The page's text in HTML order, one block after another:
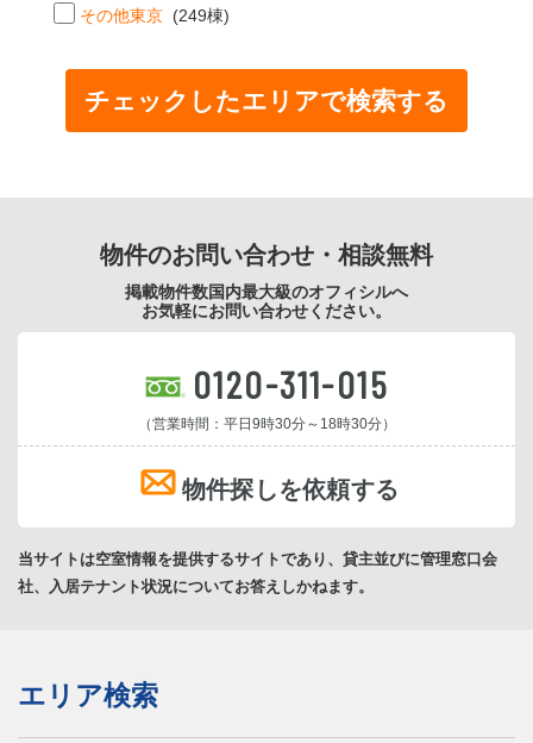
その他東京 (249棟)
物件のお問い合わせ・相談無料
掲載物件数国内最大級のオフィシルへ
お気軽にお問い合わせください。
0120-311-015
（営業時間：平日9時30分～18時30分）
物件探しを依頼する
当サイトは空室情報を提供するサイトであり、貸主並びに管理窓口会
社、入居テナント状況についてお答えしかねます。
エリア検索